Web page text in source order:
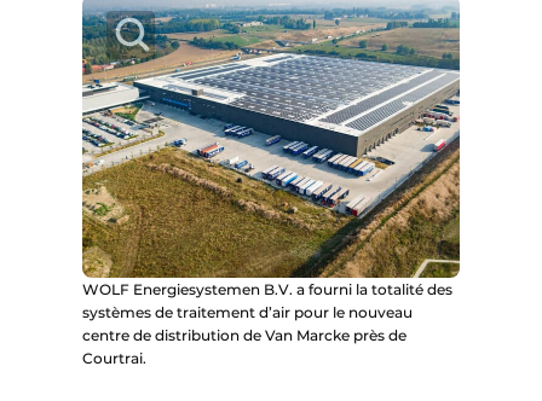
WOLF Energiesystemen B.V. a fourni la totalité des
systèmes de traitement d’air pour le nouveau
centre de distribution de Van Marcke près de
Courtrai.